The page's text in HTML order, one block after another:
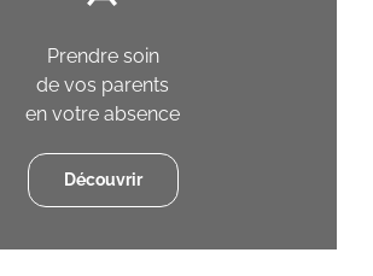
Prendre soin
de vos parents
en votre absence
Découvrir